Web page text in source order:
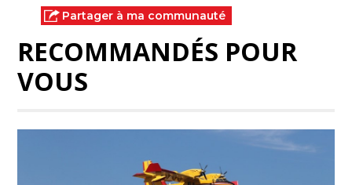
Partager à ma communauté
RECOMMANDÉS POUR
VOUS